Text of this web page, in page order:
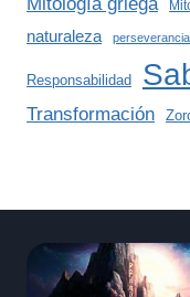
naturaleza perseverancia
Responsabilidad
Transformación